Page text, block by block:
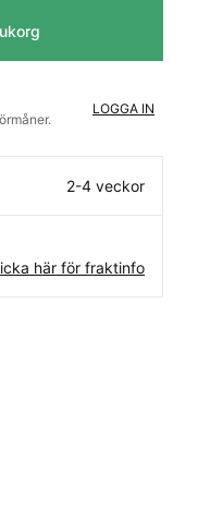
LOGGA IN
2-4 veckor
här för fraktinfo